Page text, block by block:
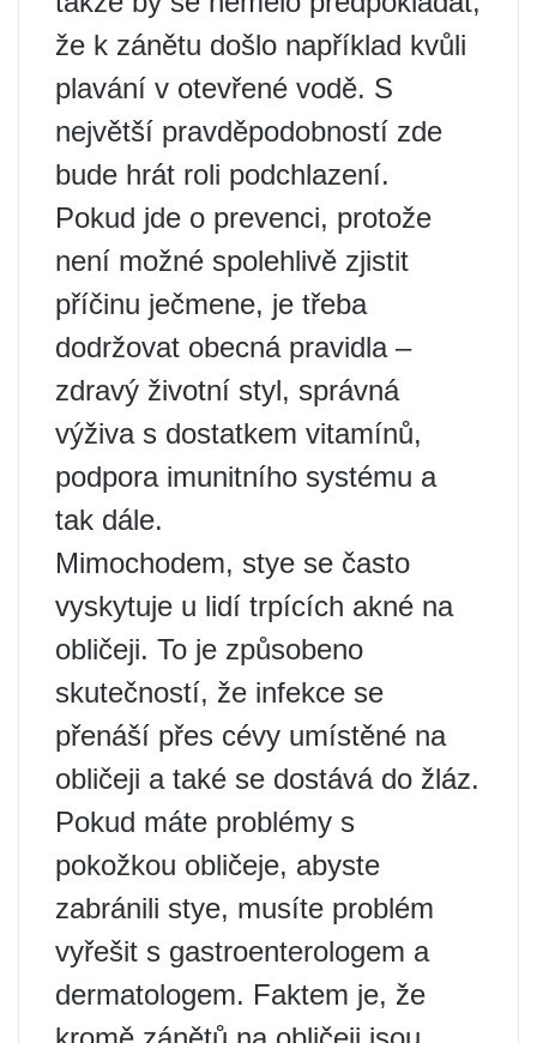
že k zánětu došlo například kvůli
plavání v otevřené vodě. S
největší pravděpodobností zde
bude hrát roli podchlazení.
Pokud jde o prevenci, protože
není možné spolehlivě zjistit
příčinu ječmene, je třeba
dodržovat obecná pravidla –
zdravý životní styl, správná
výživa s dostatkem vitamínů,
podpora imunitního systému a
tak dále.
Mimochodem, stye se často
vyskytuje u lidí trpících akné na
obličeji. To je způsobeno
skutečností, že infekce se
přenáší přes cévy umístěné na
obličeji a také se dostává do žláz.
Pokud máte problémy s
pokožkou obličeje, abyste
zabránili stye, musíte problém
vyřešit s gastroenterologem a
dermatologem. Faktem je, že